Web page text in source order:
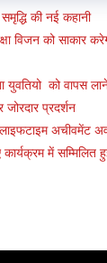
की नई कहानी
विजन को साकार
युवतियो को वापस
प्रदर्शन
अचीवमेंट
में सम्मिलित हुई